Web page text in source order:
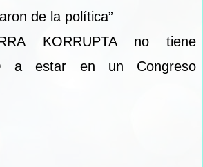
de la política”
KORRUPTA no tiene
a estar en un Congreso